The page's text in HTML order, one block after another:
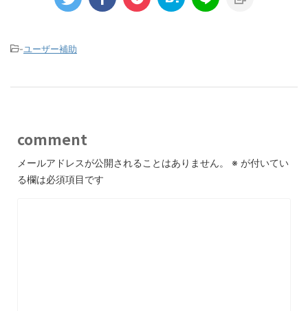
-ユーザー補助
comment
メールアドレスが公開されることはありません。 ※ が付いてい
る欄は必須項目です